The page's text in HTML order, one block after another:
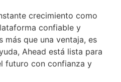
crecimiento como
confiable y
más que una ventaja, es
Ahead está lista para
futuro con confianza y